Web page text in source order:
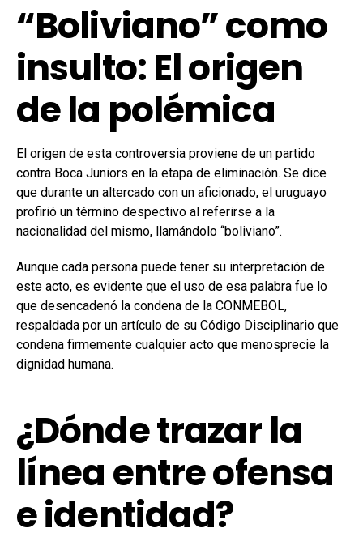
“Boliviano” como
insulto: El origen
de la polémica
El origen de esta controversia proviene de un partido
contra Boca Juniors en la etapa de eliminación. Se dice
que durante un altercado con un aficionado, el uruguayo
profirió un término despectivo al referirse a la
nacionalidad del mismo, llamándolo “boliviano”.
Aunque cada persona puede tener su interpretación de
este acto, es evidente que el uso de esa palabra fue lo
que desencadenó la condena de la CONMEBOL,
respaldada por un artículo de su Código Disciplinario que
condena firmemente cualquier acto que menosprecie la
dignidad humana.
¿Dónde trazar la
línea entre ofensa
e identidad?